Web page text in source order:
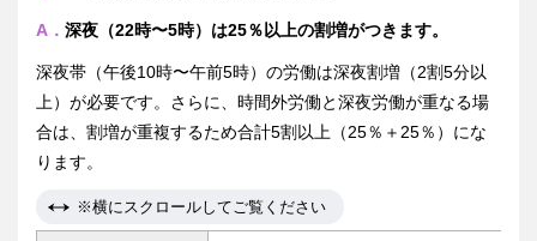
A． 深夜（22時〜5時）は25％以上の割増がつきます。
深夜帯（午後10時〜午前5時）の労働は深夜割増（2割5分以
上）が必要です。さらに、時間外労働と深夜労働が重なる場
合は、割増が重複するため合計5割以上（25％＋25％）にな
ります。
※横にスクロールしてご覧ください